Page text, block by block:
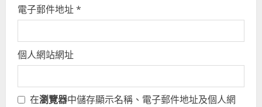
電子郵件地址*
個人網站網址
在瀏覽器中儲存顯示名稱、電子郵件地址及個人網